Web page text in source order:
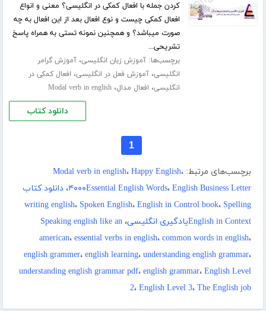
کردن جمله با افعال کمکی در انگلیسی؟ معنی و انواع
افعال کمکی چیست و نوع افعال بعد از این افعال به چه
صورت میباشد؟ و همچنین نمونه تستی به همراه پاسخ
تشریحی...
برچسب‌ها:آموزش زبان انگلیسی،آموزش گرامر
انگلیسی،آموزش فعل در انگلیسی، افعال کمکی در
انگلیسی، افعال مدال،Modal verb in english
دانلود کتاب
1
برچسب‌های مرتبط: Modal verb in english، Happy English،
۴۰۰۰Essential English Words، English Business Letter ، دانلود کتاب
writing english، Spoken English، English in Control book، Spelling
English in Contextیادگیری انگلیسی
، Speaking english like an
american، essential verbs in english، common words in english،
english grammer، english learning، understanding english grammar،
understanding english grammar pdf، english grammar، English Level
2، English Level 3، The English job